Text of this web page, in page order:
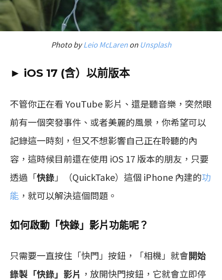
Photo byLeio McLarenon Unsplash
► iOS 17 (含）以前版本
不管你正在看 YouTube 影片、還是聽音樂，突然眼
前有一個突發事件、或者美麗的風景，你希望可以
記錄這一時刻，但又不想影響自己正在聆聽的內
容，這時候目前還在使用 iOS 17 版本的朋友，只要
透過「快錄」（QuickTake）這個 iPhone 內建的功
能 ，就可以解決這個問題。
如何啟動「快錄」影片功能呢？
只需要一直按住「快門」按鈕，「相機」就會開始
錄製「快錄」影片 ，放開快門按鈕，它就會立即停